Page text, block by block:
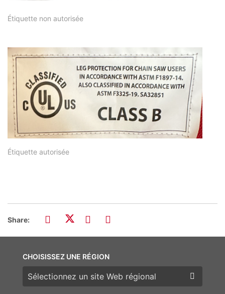
Étiquette non autorisée
Étiquette autorisée
Share:
CHOISISSEZ UNE RÉGION
Choisissez une région